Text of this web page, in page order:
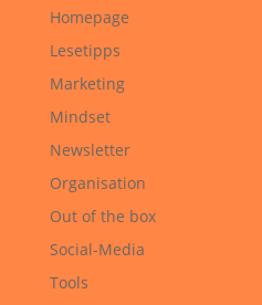
Homepage
Lesetipps
Marketing
Mindset
Newsletter
Organisation
Out of the box
Social-Media
Tools